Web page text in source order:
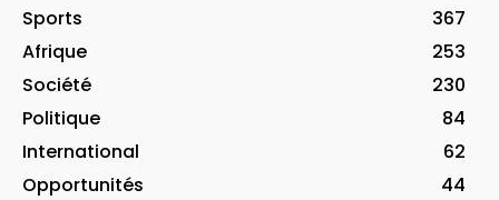
Sports
367
Afrique
253
Société
230
Politique
84
International
62
Opportunités
44